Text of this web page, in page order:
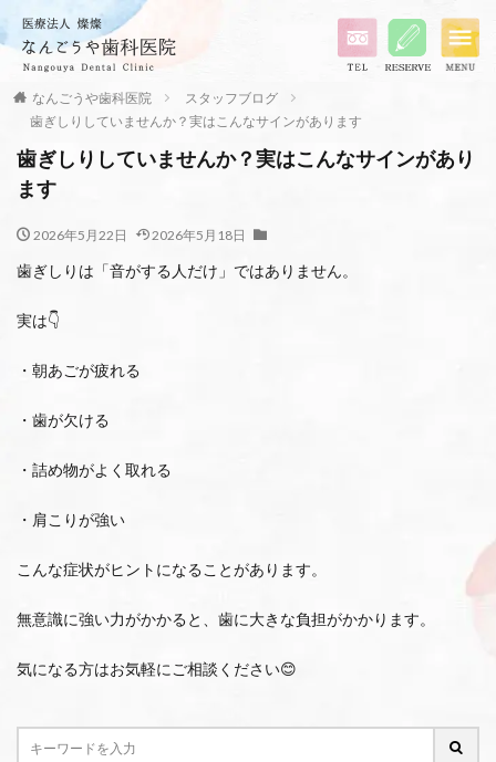
なんごうや歯科医院
スタッフブログ
歯ぎしりしていませんか？実はこんなサインがあります
歯ぎしりしていませんか？実はこんなサインがあり
ます
2026年5月22日 2026年5月18日
歯ぎしりは「音がする人だけ」ではありません。
実は👇
・朝あごが疲れる
・歯が欠ける
・詰め物がよく取れる
・肩こりが強い
こんな症状がヒントになることがあります。
無意識に強い力がかかると、歯に大きな負担がかかります。
気になる方はお気軽にご相談ください😊